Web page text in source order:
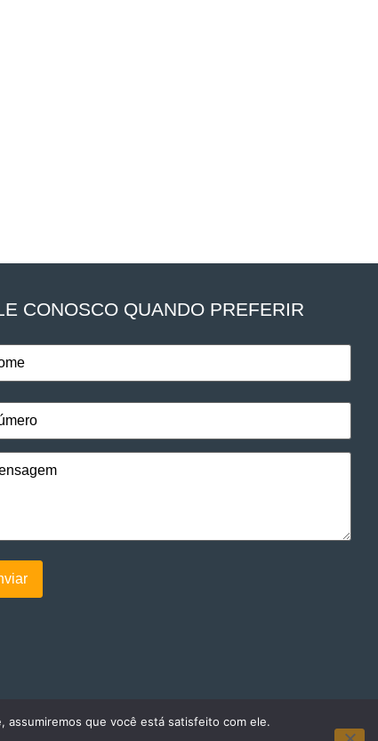
CONOSCO QUANDO PREFERIR
assumiremos que você está satisfeito com ele.